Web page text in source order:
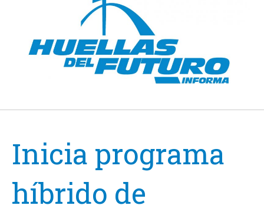
Inicia programa
híbrido de